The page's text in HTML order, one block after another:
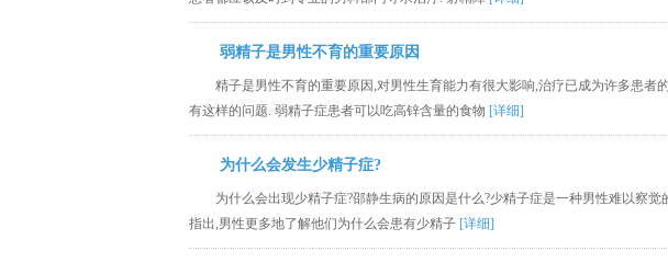
弱精子是男性不育的重要原因
精子是男性不育的重要原因,对男性生育能力有很大影响,治疗已成为许多患者
有这样的问题. 弱精子症患者可以吃高锌含量的食物 [详细]
为什么会发生少精子症?
为什么会出现少精子症?邵静生病的原因是什么?少精子症是一种男性难以察
指出,男性更多地了解他们为什么会患有少精子 [详细]